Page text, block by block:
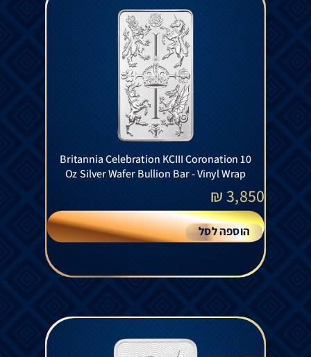
Britannia Celebration KCIII Coronation 10
Oz Silver Wafer Bullion Bar - Vinyl Wrap
3,850
₪
הוספה לסל